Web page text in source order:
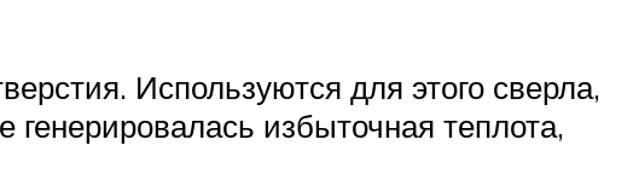
Используются для этого сверла,
избыточная теплота,